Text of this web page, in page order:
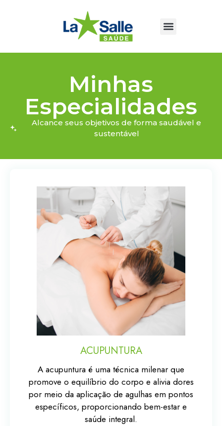
Minhas
Especialidades
Alcance seus objetivos de forma saudável e
sustentável
ACUPUNTURA
A acupuntura é uma técnica milenar que
promove o equilíbrio do corpo e alivia dores
por meio da aplicação de agulhas em pontos
específicos, proporcionando bem-estar e
saúde integral.